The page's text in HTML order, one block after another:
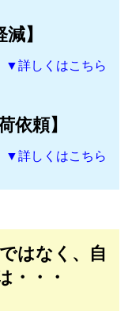
】
▼詳しくはこちら
依頼】
▼詳しくはこちら
はなく、自
・・・